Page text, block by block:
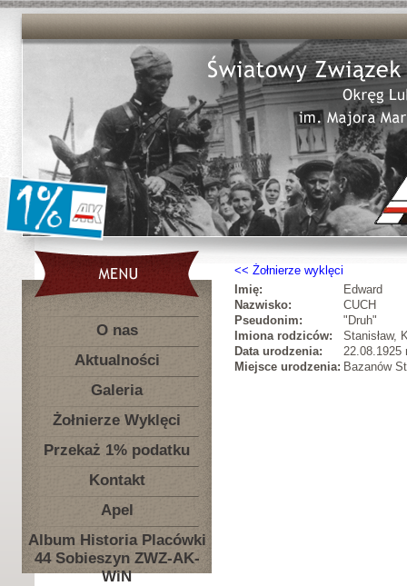
O nas
Aktualności
Galeria
Żołnierze Wyklęci
Przekaż 1% podatku
Kontakt
Apel
Album Historia Placówki
44 Sobieszyn ZWZ-AK-
WiN
Żołnierze wyklęci
Imię:
Edward
Nazwisko:
CUCH
Pseudonim:
"Druh"
Imiona rodziców:
Stanisław,
Data urodzenia:
22.08.1925
Miejsce urodzenia: Bazanów